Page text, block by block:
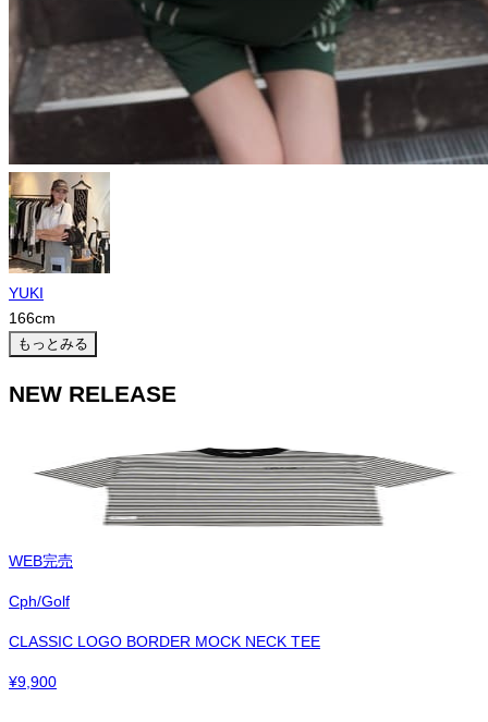
YUKI
166cm
もっとみる
NEW RELEASE
WEB完売
Cph/Golf
CLASSIC LOGO BORDER MOCK NECK TEE
¥9,900